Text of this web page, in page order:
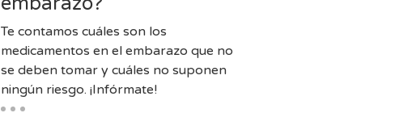
Te contamos cuáles son los
medicamentos en el embarazo que no
se deben tomar y cuáles no suponen
ningún riesgo. ¡Infórmate!